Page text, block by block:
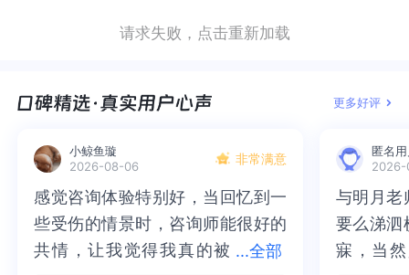
觉干啥都挺无聊的，但是我又觉得不像抑郁症，我
是会有开心的时候的，在遇到很喜欢的事或者很值
种比较有活力的状态，这又不是很符合抑郁症的长
不花钱都有，都显示有，各个程度的结果都有，我
不知道我是不是生病了，不难过时又觉得自己很
装，总是努力想回到难过状态，难过了又在别人面
挺无聊的，但是我又觉得不像抑郁症，我只能确保
心的时候的，在遇到很喜欢的事或者很值得开心的
活力的状态，这又不是很符合抑郁症的长期低落，
有，都显示有，各个程度的结果都有，我不知道我
是不是生病了，不难过时又觉得自己很装，总是努
力想回到难过状态，难过了又在别人面前表现出情
请求失败，点击重新加载
更多好评
小鲸鱼璇
2026-08-06
非常满意
...全部
感觉咨询体验特别好，当回忆到一
些受伤的情景时，咨询师能很好的
共情，让我觉得我真的被
感觉咨询体验特别好，当回忆到一
些受伤的情景时，咨询师能很好的
共情，让我觉得我真的被抱住了。
匿名
2026-
与明月老
要么涕泗
寐，当
与明月老
要么涕泗
寐，当然